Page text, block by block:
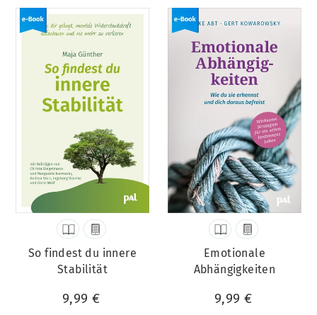
So findest du innere
Stabilität
9,99 €
Emotionale
Abhängigkeiten
9,99 €